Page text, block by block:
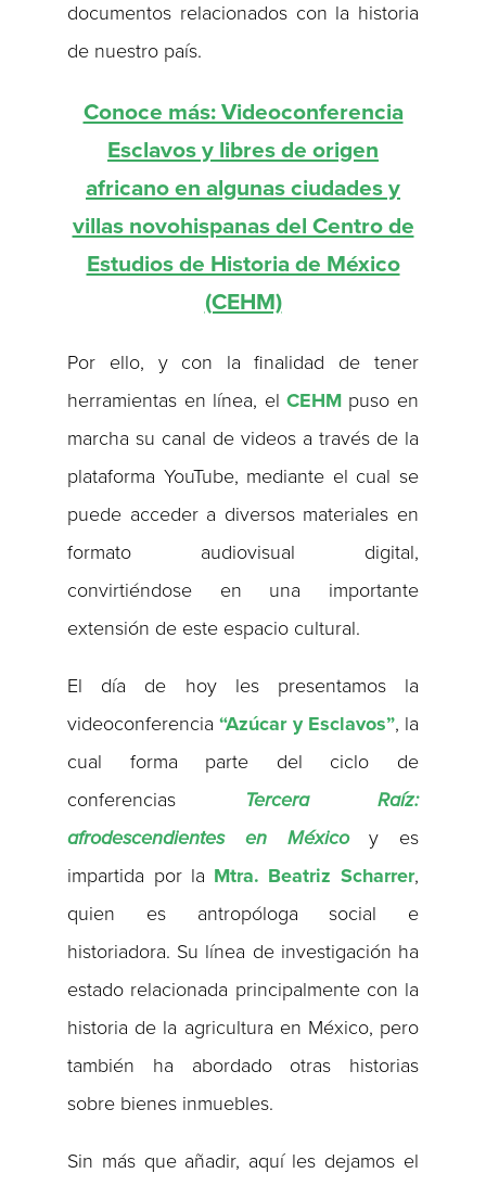
documentos relacionados con la historia
de nuestro país.
Conoce más: Videoconferencia
Esclavos y libres de origen
africano en algunas ciudades y
villas novohispanas del Centro de
Estudios de Historia de México
(CEHM)
Por ello, y con la finalidad de tener
herramientas en línea, el CEHMpuso en
marcha su canal de videos a través de la
plataforma YouTube, mediante el cual se
puede acceder a diversos materiales en
formato audiovisual digital,
convirtiéndose en una importante
extensión de este espacio cultural.
El día de hoy les presentamos la
videoconferencia“Azúcar y Esclavos”, la
cual forma parte del ciclo de
conferencias
Tercera Raíz:
afrodescendientes en Méxicoy es
impartida por la Mtra. Beatriz Scharrer,
quien es antropóloga social e
historiadora. Su línea de investigación ha
estado relacionada principalmente con la
historia de la agricultura en México, pero
también ha abordado otras historias
sobre bienes inmuebles.
Sin más que añadir, aquí les dejamos el